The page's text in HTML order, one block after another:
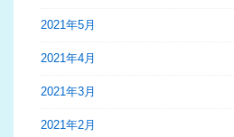
2021年5月
2021年4月
2021年3月
2021年2月